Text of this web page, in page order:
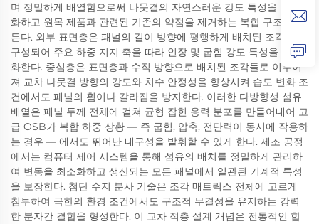
며 정밀하게 배열함으로써 나뭇결의 자연스러운 강도 특성을 극대
화하고 원목 제품과 관련된 기존의 약점을 제거하는 복합 구조를 만
든다. 외부 표면층은 패널의 길이 방향에 평행하게 배치된 조각들로
구성되어 주요 하중 지지 축을 따라 인장 및 굽힘 강도 특성을 최적
화한다. 중심층은 표면층과 수직 방향으로 배치된 조각들로 이루어
져 교차 나뭇결 방향의 강도와 치수 안정성을 향상시켜 습도 변화 조
건에서도 패널의 휨이나 갈라짐을 방지한다. 이러한 다방향성 섬유
배열은 패널 두께 전체에 걸쳐 균형 잡힌 응력 분포를 만들어내어 고
급 OSB가 복합 하중 상황 — 즉 굽힘, 압축, 전단력이 동시에 작용하
는 경우 — 에서도 뛰어난 내구성을 발휘할 수 있게 한다. 제조 공정
에서는 컴퓨터 제어 시스템을 통해 섬유의 배치를 정밀하게 관리하
여 변동을 최소화하고 생산되는 모든 패널에서 일관된 기계적 특성
을 보장한다. 첨단 수지 분사 기술은 조각 매트릭스 전체에 고르게
침투하여 극한의 환경 조건에서도 구조적 무결성을 유지하는 강력
한 분자간 결합을 형성한다. 이 교차 적층 설계 개념은 전통적인 합